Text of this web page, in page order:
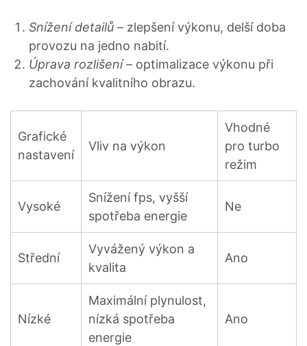
Snížení detailů – zlepšení výkonu, delší doba
provozu na jedno nabití.
Úprava rozlišení– optimalizace výkonu při
zachování kvalitního obrazu.
Grafické
nastavení
Vliv na výkon
Vhodné
pro turbo
režim
Vysoké
Snížení fps, vyšší
spotřeba energie
Ne
Střední
Vyvážený výkon a
kvalita
Ano
Nízké
Maximální plynulost,
nízká spotřeba
energie
Ano